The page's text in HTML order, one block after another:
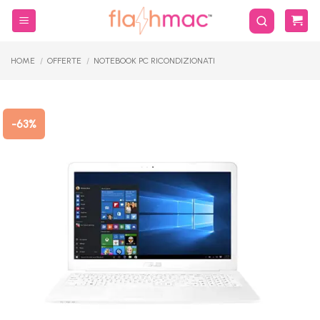
Salta
HOME / OFFERTE / NOTEBOOK PC RICONDIZIONATI
-63%